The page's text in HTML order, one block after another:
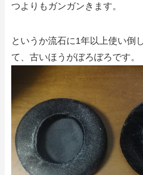
つよりもガンガンきます。
というか流石に1年以上使い倒
て、古いほうがぼろぼろです。